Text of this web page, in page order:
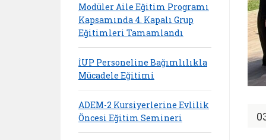
Modüler Aile Eğitim Programı
Kapsamında 4. Kapalı Grup
Eğitimleri Tamamlandı
İUP Personeline Bağımlılıkla
Mücadele Eğitimi
ADEM-2 Kursiyerlerine Evlilik
Öncesi Eğitim Semineri